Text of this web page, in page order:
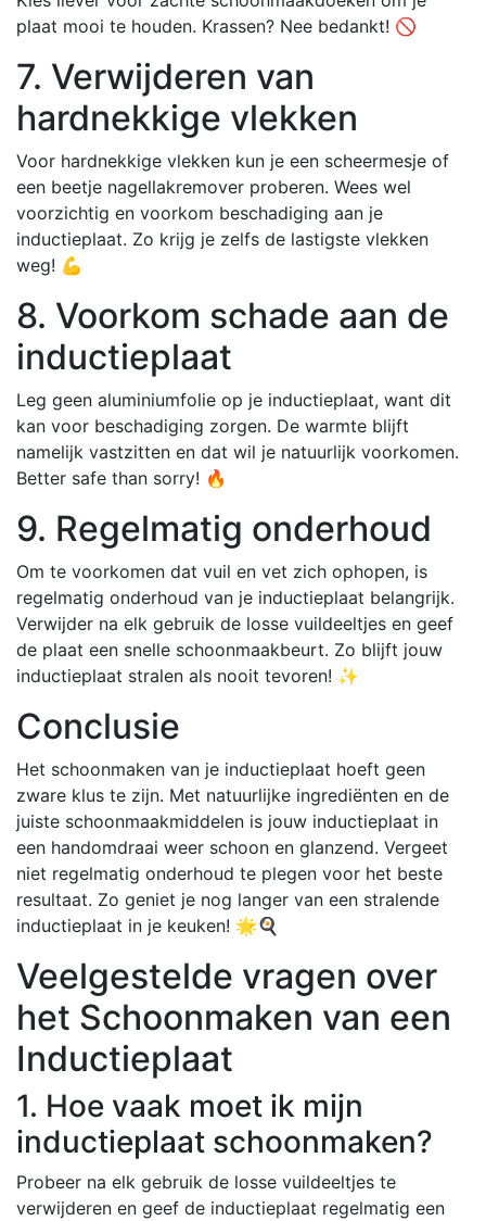
plaat mooi te houden. Krassen? Nee bedankt! 🚫
7. Verwijderen van
hardnekkige vlekken
Voor hardnekkige vlekken kun je een scheermesje of
een beetje nagellakremover proberen. Wees wel
voorzichtig en voorkom beschadiging aan je
inductieplaat. Zo krijg je zelfs de lastigste vlekken
weg! 💪
8. Voorkom schade aan de
inductieplaat
Leg geen aluminiumfolie op je inductieplaat, want dit
kan voor beschadiging zorgen. De warmte blijft
namelijk vastzitten en dat wil je natuurlijk voorkomen.
Better safe than sorry! 🔥
9. Regelmatig onderhoud
Om te voorkomen dat vuil en vet zich ophopen, is
regelmatig onderhoud van je inductieplaat belangrijk.
Verwijder na elk gebruik de losse vuildeeltjes en geef
de plaat een snelle schoonmaakbeurt. Zo blijft jouw
inductieplaat stralen als nooit tevoren! ✨
Conclusie
Het schoonmaken van je inductieplaat hoeft geen
zware klus te zijn. Met natuurlijke ingrediënten en de
juiste schoonmaakmiddelen is jouw inductieplaat in
een handomdraai weer schoon en glanzend. Vergeet
niet regelmatig onderhoud te plegen voor het beste
resultaat. Zo geniet je nog langer van een stralende
inductieplaat in je keuken! 🌟🍳
Veelgestelde vragen over
het Schoonmaken van een
Inductieplaat
1. Hoe vaak moet ik mijn
inductieplaat schoonmaken?
Probeer na elk gebruik de losse vuildeeltjes te
verwijderen en geef de inductieplaat regelmatig een